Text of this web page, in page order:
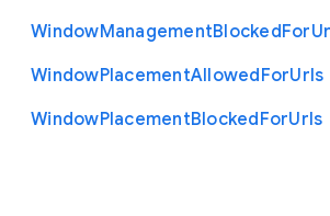
WindowManagementBlockedFor
WindowPlacementAllowedForUrls
WindowPlacementBlockedForUrls